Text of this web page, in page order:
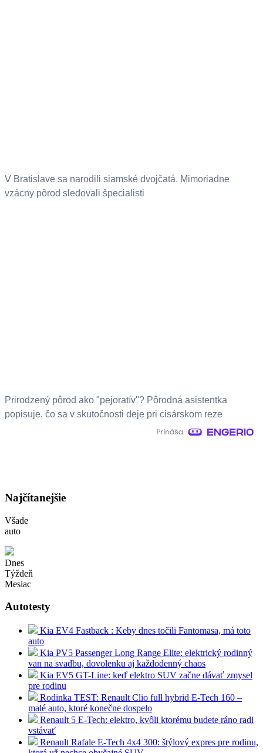
V Bratislave sa narodili siamské dvojčatá. Mimoriadne
vzácny pôrod sledovali špecialisti
Prirodzený pôrod ako "pejoratív"? Pôrodná asistentka
popisuje, čo sa v skutočnosti deje pri cisárskom reze
Najčítanejšie
Všade
auto
Dnes
Týždeň
Mesiac
Autotesty
Kia EV4 Fastback : Keby dnes točili Fantomasa, má toto
auto
Kia PV5 Passenger Long Range Elite: elektrický rodinný
van na svadbu, dovolenku aj každodenný chaos
Kia EV5 GT-Line: keď elektro SUV začne dávať zmysel
pre rodinu
Rodinka TEST: Renault Clio full hybrid E-Tech 160 –
malé auto, ktoré konečne dospelo
Renault 5 E-Tech: elektro, kvôli ktorému budete ráno radi
vstávať
Renault Rafale E-Tech 4x4 300: štýlový expres pre rodinu,